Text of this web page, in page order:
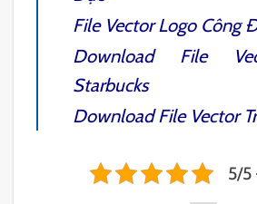
File Vector Logo Công
Download File
Starbucks
DownloadFile Vector
5/5